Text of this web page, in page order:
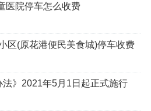
医院停车怎么收费
区(原花港便民美食城)停车收费
法》2021年5月1日起正式施行